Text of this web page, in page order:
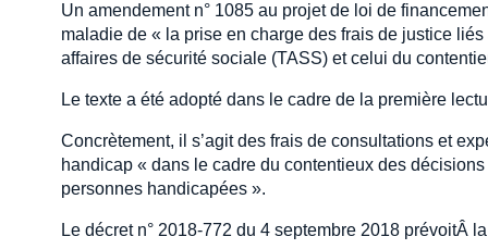
Un amendement n° 1085 au projet de loi de
maladie de « la prise en charge des frais de justice
affaires de sécurité sociale (TASS) et celui du
Le texte a été adopté dans le cadre de la première
Concrètement, il s’agit des frais de consultations et
handicap « dans le cadre du contentieux des
personnes handicapées ».
Le décret n° 2018-772 du 4 septembre 2018 prévoitÂ